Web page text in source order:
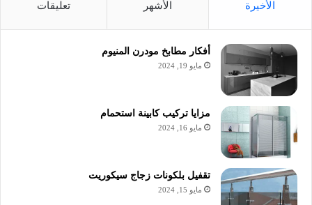
الأخيرة الأشهر تعليقات
أفكار مطابخ مودرن المنيوم
مايو 19, 2024
مزايا تركيب كابينة استحمام
مايو 16, 2024
تقفيل بلكونات زجاج سيكوريت
مايو 15, 2024